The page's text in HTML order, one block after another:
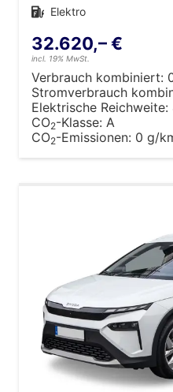
Kraftstoff Elektro
32.620,– €
incl. 19% MwSt.
Verbrauch kombiniert:
Stromverbrauch
Elektrische Reichweite:
CO2-Klasse: A
CO2-Emissionen: 0 g/